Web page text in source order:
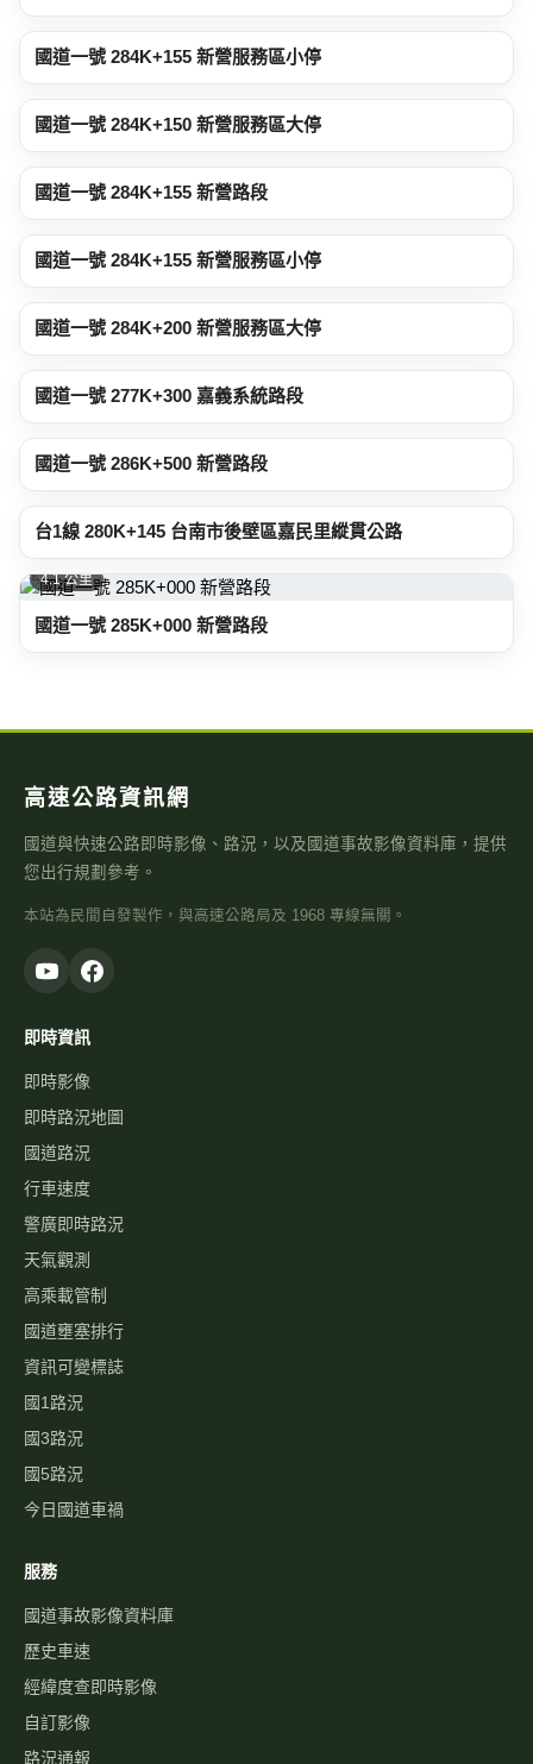
國道一號 284K+155 新營服務區小停
國道一號 284K+150 新營服務區大停
國道一號 284K+155 新營路段
國道一號 284K+155 新營服務區小停
國道一號 284K+200 新營服務區大停
國道一號 277K+300 嘉義系統路段
國道一號 286K+500 新營路段
台1線 280K+145 台南市後壁區嘉民里縱貫公路
4.1 公里
國道一號 285K+000 新營路段
高速公路資訊網
國道與快速公路即時影像、路況，以及國道事故影像資料庫，提供
您出行規劃參考。
本站為民間自發製作，與高速公路局及 1968 專線無關。
即時資訊
即時影像
即時路況地圖
國道路況
行車速度
警廣即時路況
天氣觀測
高乘載管制
國道壅塞排行
資訊可變標誌
國1路況
國3路況
國5路況
今日國道車禍
服務
國道事故影像資料庫
歷史車速
經緯度查即時影像
自訂影像
路況通報